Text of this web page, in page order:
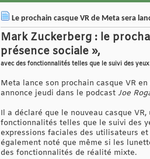
Le prochain casque VR de Meta sera
Mark Zuckerberg : le
présence sociale »,
avec des fonctionnalités telles que le suivi des
Meta lance son prochain casque VR
annonce jeudi dans le podcast Joe
Il a déclaré que le nouveau casque
fonctionnalités telles que le suivi des
expressions faciales des utilisateurs
également noté que même si les
des fonctionnalités de réalité mixte.